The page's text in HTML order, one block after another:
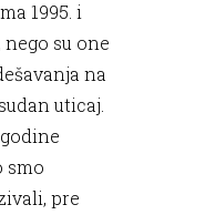
1995. i
nego su one
na
uticaj.
godine
smo
pre